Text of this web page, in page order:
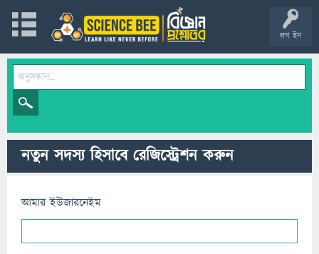
লগ ইন
নতুন সদস্য হিসাবে রেজিস্ট্রেশন করুন
আমার ইউজারনেইম